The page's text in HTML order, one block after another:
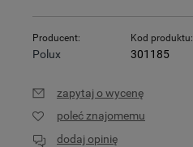
Producent:
Polux
Kod produktu:
301185
zapytaj o wycenę
poleć znajomemu
dodaj opinię